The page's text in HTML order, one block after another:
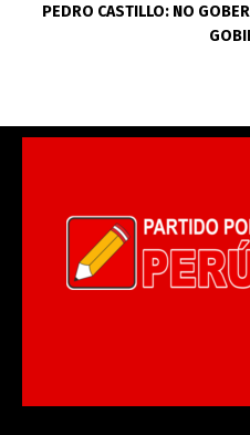
PEDRO CASTILLO: NO